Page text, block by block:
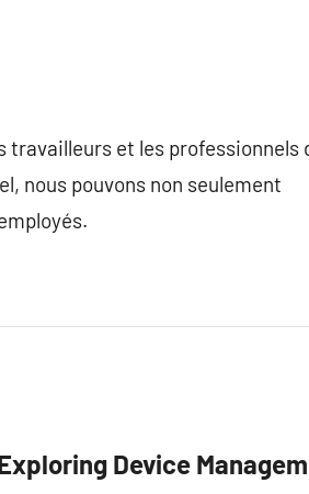
et les professionnels
nous pouvons non seulement
Device